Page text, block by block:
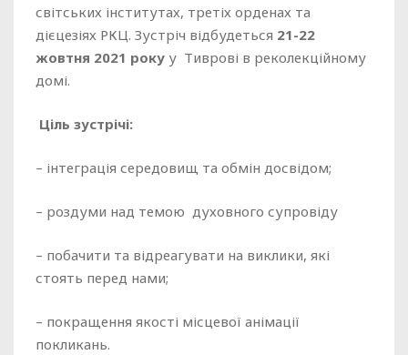
світських інститутах, третіх орденах та
дієцезіях РКЦ. Зустріч відбудеться 21-22
жовтня 2021 року у Тиврові в реколекційному
домі.
Ціль зустрічі:
– інтеграція середовищ та обмін досвідом;
– роздуми над темою духовного супровіду
– побачити та відреагувати на виклики, які
стоять перед нами;
– покращення якості місцевої анімації
покликань.